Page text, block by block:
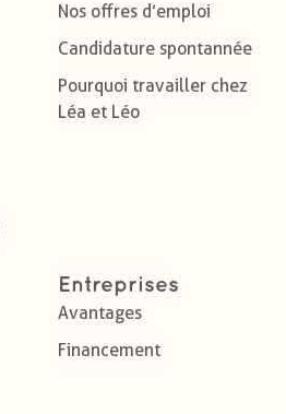
Nos offres d’emploi
Candidature spontannée
Pourquoi travailler chez
Léa et Léo
Entreprises
Avantages
Financement